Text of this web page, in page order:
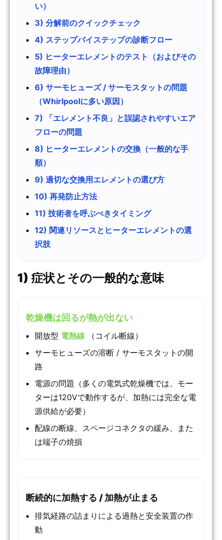
い）
3) 分解前のクイックチェック
4) ステップバイステップの診断フロー
5) ヒーターエレメントのテスト（およびその
故障理由）
6) サーモヒューズ / サーモスタットの問題
（Whirlpoolに多い原因）
7) 「エレメント不良」と誤認されやすいエア
フローの問題
8) ヒーターエレメントの交換（一般的な手
順）
9) 適切な交換用エレメントの選び方
10) 再発防止方法
11) 技術者を呼ぶべきタイミング
12) 関連リソースとヒーターエレメントの選
択肢
1) 症状とその一般的な意味
乾燥機は回るが熱が出ない
開放型 電熱線 （コイル断線）
サーモヒューズの溶断 / サーモスタットの開
路
電源の問題（多くの電気式乾燥機では、モー
ターは120Vで動作するが、加熱には完全な電
源供給が必要）
配線の断線、スページコネクタの緩み、また
は端子の焼損
断続的に加熱する / 加熱が止まる
排気経路の詰まりによる過熱と安全装置の作
動